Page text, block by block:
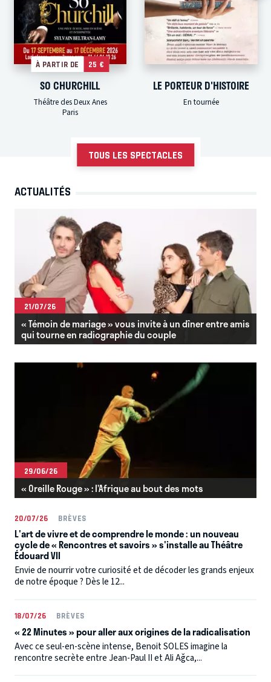
TOUS LES SPECTACLES
À PARTIR DE 25 €
SO CHURCHILL
Théâtre des Deux Anes
Paris
LE PORTEUR D'HISTOIRE
En tournée
ACTUALITÉS
21/07/26
« Témoin de mariage » vous invite à un dîner entre amis
qui tourne en radiographie du couple
29/06/26
« Oreille Rouge » : l’Afrique au bout des mots
20/07/26 BRÈVES
L'art de vivre et de comprendre le monde : un nouveau
cycle de « Rencontres et savoirs » s'installe au Théâtre
Édouard VII
Envie de nourrir votre curiosité et de décoder les grands enjeux
de notre époque ? Dès le 12...
18/07/26 BRÈVES
« 22 Minutes » pour aller aux origines de la radicalisation
Avec ce seul-en-scène intense, Benoit SOLES imagine la
rencontre secrète entre Jean-Paul II et Ali Ağca,...